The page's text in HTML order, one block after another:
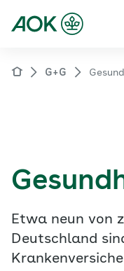
G+G
Etwa neun von
Deutschland